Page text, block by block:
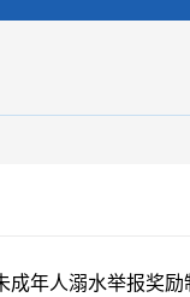
年人溺水举报奖励